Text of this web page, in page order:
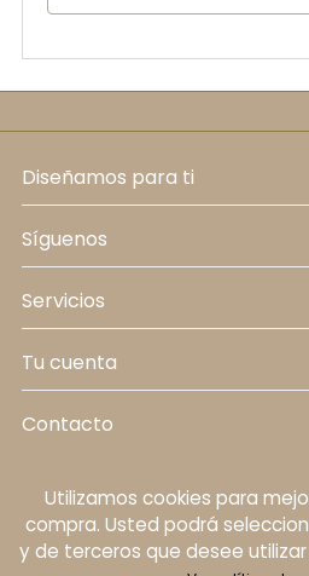
diseñamos para ti
síguenos
servicios
tu cuenta
contacto
Política de cookies
protección de datos
Utilizamos cookies para
compra. Usted podrá
y de terceros que desee